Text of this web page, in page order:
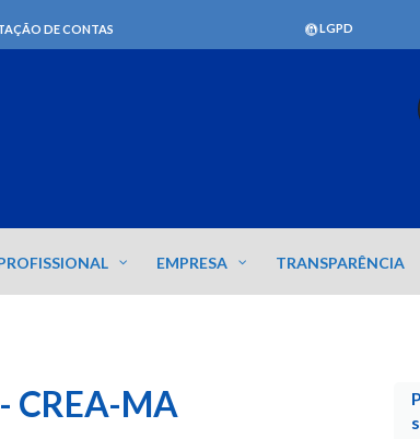
DE CONTAS LGPD
EMPRESA TRANSPARÊNCIA
CREA-MA